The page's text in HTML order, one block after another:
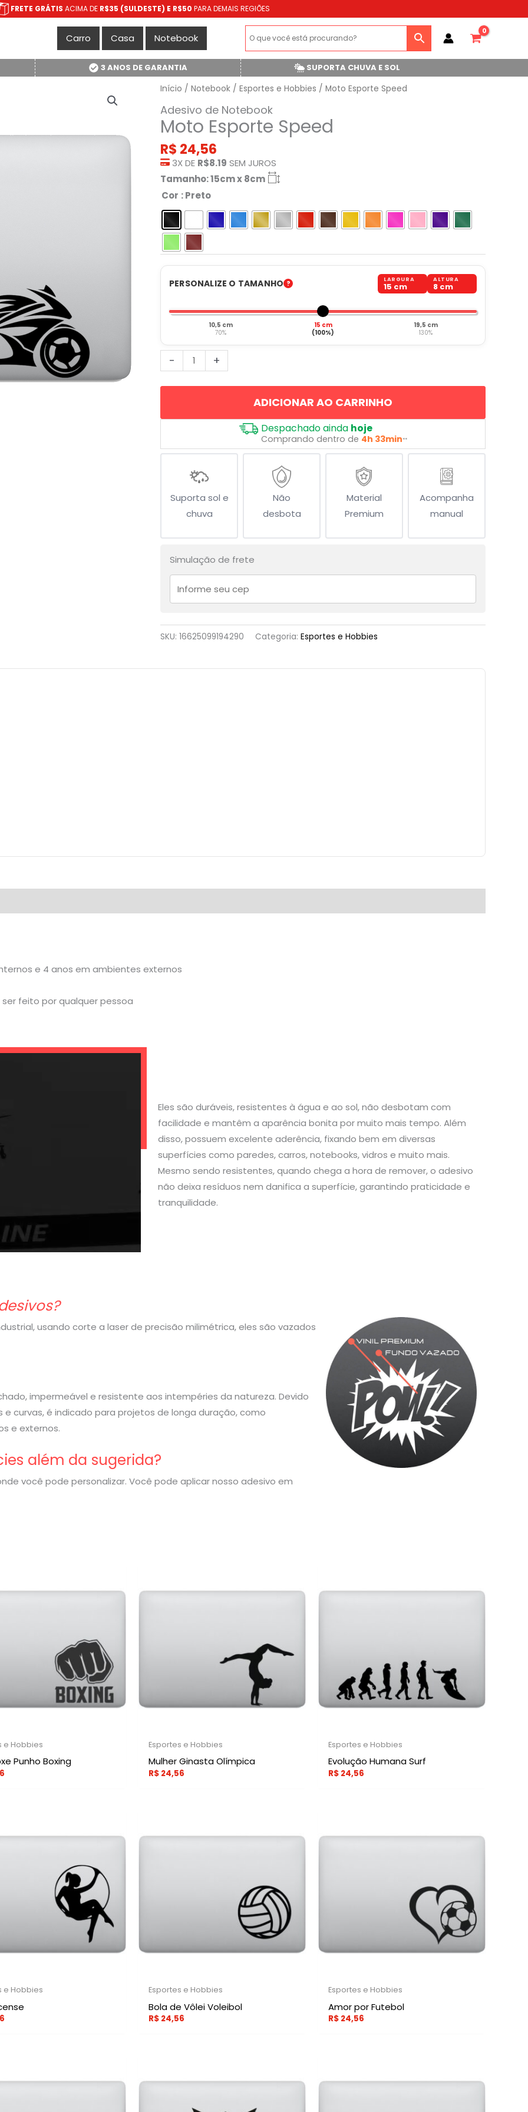
FRETE GRÁTIS ACIMA DE R$35 (SULDESTE) E R$50 PARA DEMAIS REGIÕES
Carro Casa Notebook
3 ANOS DE GARANTIA
SUPORTA CHUVA E SOL
Início / Notebook / Esportes e Hobbies / Moto Esporte Speed
Adesivo de Notebook
Moto Esporte Speed
R$ 24,56
3X DE R$8.19 SEM JUROS
Tamanho: 15cm x 8cm
Cor : Preto
PERSONALIZE O TAMANHO LARGURA
15 cm
ALTURA
8 cm
10,5 cm
70%
15 cm
(100%)
19,5 cm
130%
-
Moto
Esporte
Speed
+
ADICIONAR AO CARRINHO
Despachado ainda hoje
Comprando dentro de 4h 33min**
Suporta sol e
chuva
Não
desbota
Material
Premium
Acompanha
manual
Simulação de frete
SKU: 16625099194290 Categoria: Esportes e Hobbies
e 4 anos em ambientes externos
feito por qualquer pessoa
Eles são duráveis, resistentes à água e ao sol, não desbotam com
facilidade e mantêm a aparência bonita por muito mais tempo. Além
disso, possuem excelente aderência, fixando bem em diversas
superfícies como paredes, carros, notebooks, vidros e muito mais.
Mesmo sendo resistentes, quando chega a hora de remover, o adesivo
não deixa resíduos nem danifica a superfície, garantindo praticidade e
tranquilidade.
usando corte a laser de precisão milimétrica, eles são vazados
impermeável e resistente aos intempéries da natureza. Devido
curvas, é indicado para projetos de longa duração, como
e externos.
além da sugerida?
você pode personalizar. Você pode aplicar nosso adesivo em
e Hobbies
Punho Boxing
Esportes e Hobbies
Mulher Ginasta Olímpica
R$ 24,56
Esportes e Hobbies
Evolução Humana Surf
R$ 24,56
e Hobbies Esportes e Hobbies
Bola de Vôlei Voleibol
R$ 24,56
Esportes e Hobbies
Amor por Futebol
R$ 24,56